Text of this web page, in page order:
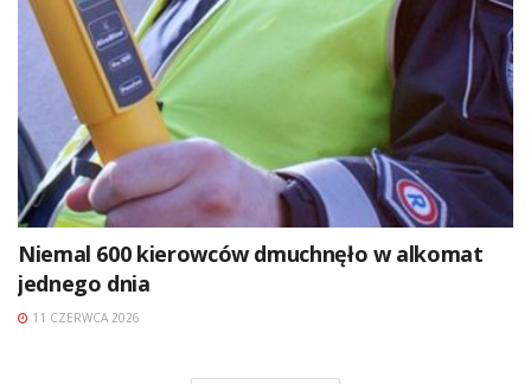
Niemal 600 kierowców dmuchnęło w alkomat
jednego dnia
11 CZERWCA 2026